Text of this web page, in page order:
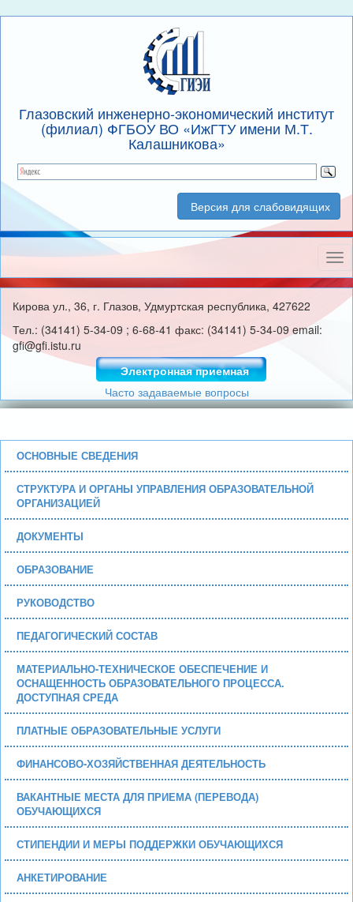
Глазовский инженерно-экономический институт
(филиал) ФГБОУ ВО «ИжГТУ имени М.Т.
Калашникова»
Версия для слабовидящих
Кирова ул., 36, г. Глазов, Удмуртская республика, 427622
Тел.: (34141) 5-34-09 ; 6-68-41 факс: (34141) 5-34-09 email:
gfi@gfi.istu.ru
Электронная приемная
Часто задаваемые вопросы
ОСНОВНЫЕ СВЕДЕНИЯ
СТРУКТУРА И ОРГАНЫ УПРАВЛЕНИЯ ОБРАЗОВАТЕЛЬНОЙ
ОРГАНИЗАЦИЕЙ
ДОКУМЕНТЫ
ОБРАЗОВАНИЕ
РУКОВОДСТВО
ПЕДАГОГИЧЕСКИЙ СОСТАВ
МАТЕРИАЛЬНО-ТЕХНИЧЕСКОЕ ОБЕСПЕЧЕНИЕ И
ОСНАЩЕННОСТЬ ОБРАЗОВАТЕЛЬНОГО ПРОЦЕССА.
ДОСТУПНАЯ СРЕДА
ПЛАТНЫЕ ОБРАЗОВАТЕЛЬНЫЕ УСЛУГИ
ФИНАНСОВО-ХОЗЯЙСТВЕННАЯ ДЕЯТЕЛЬНОСТЬ
ВАКАНТНЫЕ МЕСТА ДЛЯ ПРИЕМА (ПЕРЕВОДА)
ОБУЧАЮЩИХСЯ
СТИПЕНДИИ И МЕРЫ ПОДДЕРЖКИ ОБУЧАЮЩИХСЯ
АНКЕТИРОВАНИЕ